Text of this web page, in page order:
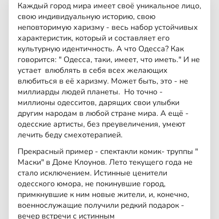
Каждый город мира имеет своё уникальное лицо,
свою индивидуальную историю, свою
неповторимую харизму - весь набор устойчивых
характеристик, который и составляет его
культурную идентичность. А что Одесса? Как
говорится: " Одесса, таки, имеет, что иметь." И не
устает влюблять в себя всех желающих
влюбиться в её харизму. Может быть, это - не
миллиарды людей планеты. Но точно -
миллионы одесситов, дарящих свои улыбки
другим народам в любой стране мира. А ещё -
одесские артисты, без преувеличения, умеют
лечить беду смехотерапией.
Прекрасный пример - спектакли комик- труппы "
Маски" в Доме Клоунов. Лето текущего года не
стало исключением. Истинные ценители
одесского юмора, не покинувшие город,
примкнувшие к ним новые жители, и, конечно,
военнослужащие получили редкий подарок -
вечер встречи с истинным